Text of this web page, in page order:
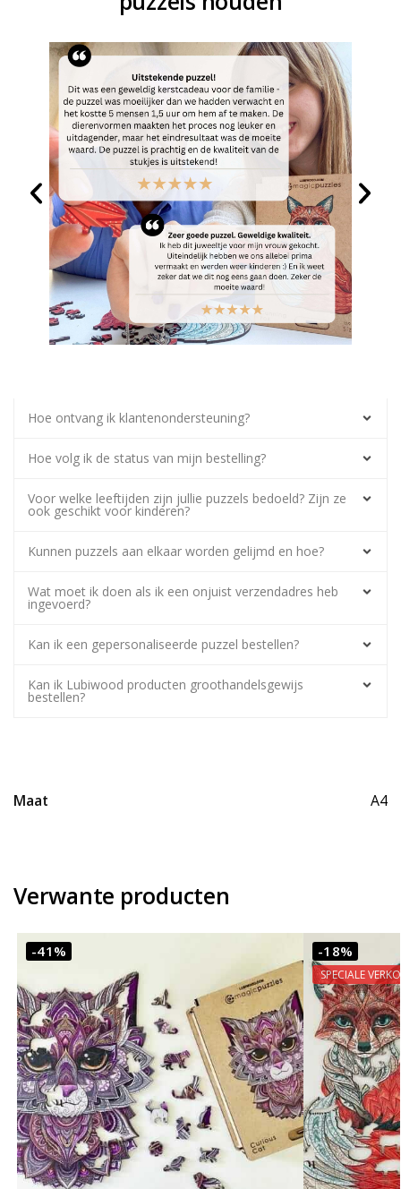
Hoe ontvang ik klantenondersteuning?
Hoe volg ik de status van mijn bestelling?
Voor welke leeftijden zijn jullie puzzels bedoeld? Zijn ze
ook geschikt voor kinderen?
Kunnen puzzels aan elkaar worden gelijmd en hoe?
Wat moet ik doen als ik een onjuist verzendadres heb
ingevoerd?
Kan ik een gepersonaliseerde puzzel bestellen?
Kan ik Lubiwood producten groothandelsgewijs
bestellen?
Maat A4
Verwante producten
-41% -18%
SPECIALE